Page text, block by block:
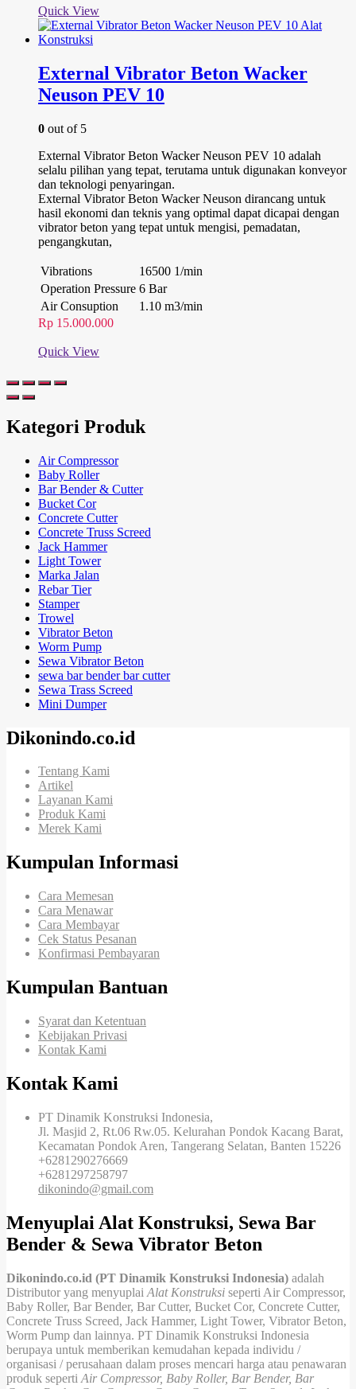
Rp 12.500.000.adalah:
Quick View
External Vibrator Beton Wacker
Neuson PEV 10
0 out of 5
External Vibrator Beton Wacker Neuson PEV 10 adalah
selalu pilihan yang tepat, terutama untuk digunakan konveyor
dan teknologi penyaringan.
External Vibrator Beton Wacker Neuson dirancang untuk
hasil ekonomi dan teknis yang optimal dapat dicapai dengan
vibrator beton yang tepat untuk mengisi, pemadatan,
pengangkutan,
Vibrations
16500 1/min
Operation Pressure 6 Bar
Air Consuption
1.10 m3/min
Rp 15.000.000
Quick View
Kategori Produk
Air Compressor
Baby Roller
Bar Bender & Cutter
Bucket Cor
Concrete Cutter
Concrete Truss Screed
Jack Hammer
Light Tower
Marka Jalan
Rebar Tier
Stamper
Trowel
Vibrator Beton
Worm Pump
Sewa Vibrator Beton
sewa bar bender bar cutter
Sewa Trass Screed
Mini Dumper
Dikonindo.co.id
Tentang Kami
Artikel
Layanan Kami
Produk Kami
Merek Kami
Kumpulan Informasi
Cara Memesan
Cara Menawar
Cara Membayar
Cek Status Pesanan
Konfirmasi Pembayaran
Kumpulan Bantuan
Syarat dan Ketentuan
Kebijakan Privasi
Kontak Kami
Kontak Kami
PT Dinamik Konstruksi Indonesia,
Jl. Masjid 2, Rt.06 Rw.05. Kelurahan Pondok Kacang Barat,
Kecamatan Pondok Aren, Tangerang Selatan, Banten 15226
+6281290276669
+6281297258797
dikonindo@gmail.com
Menyuplai Alat Konstruksi, Sewa Bar
Bender & Sewa Vibrator Beton
Dikonindo.co.id (PT Dinamik Konstruksi Indonesia) adalah
Distributor yang menyuplai Alat Konstruksi seperti Air Compressor,
Baby Roller, Bar Bender, Bar Cutter, Bucket Cor, Concrete Cutter,
Concrete Truss Screed, Jack Hammer, Light Tower, Vibrator Beton,
Worm Pump dan lainnya. PT Dinamik Konstruksi Indonesia
berupaya untuk memberikan kemudahan kepada individu /
organisasi / perusahaan dalam proses mencari harga atau penawaran
produk seperti Air Compressor, Baby Roller, Bar Bender, Bar